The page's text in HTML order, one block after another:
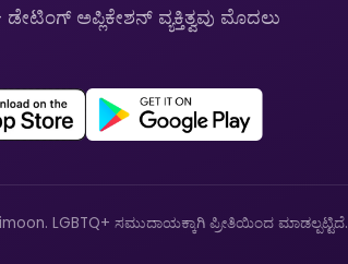
ಡೇಟಿಂಗ್ ಅಪ್ಲಿಕೇಶನ್ ವ್ಯಕ್ತಿತ್ವವು ಮೊದಲು
LGBTQ+ ಸಮುದಾಯಕ್ಕಾಗಿ ಪ್ರೀತಿಯಿಂದ ಮಾಡಲ್ಪಟ್ಟಿದೆ.